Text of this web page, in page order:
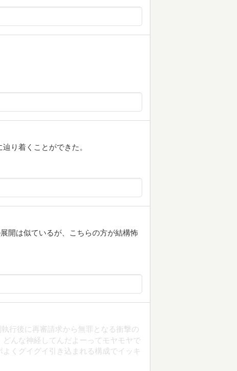
り着くことができた。
開は似ているが、こちらの方が結構怖
行後に再審請求から無罪となる衝撃の
んな神経してんだよーってモヤモヤで
くグイグイ引き込まれる構成でイッキ